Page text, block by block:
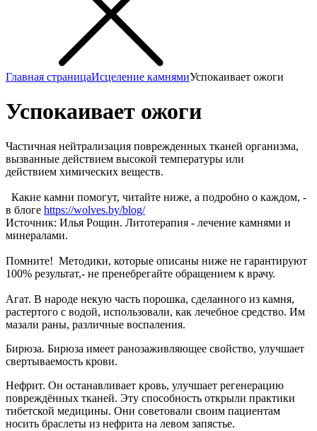
Главная страницаИсцеление камнямиУспокаивает ожоги
Успокаивает ожоги
Частичная нейтрализация поврежденных тканей организма,
вызванные действием высокой температуры или
действием химических веществ.
Какие камни помогут, читайте ниже, а подробно о каждом, -
в блоге https://wolves.by/blog/
Источник: Илья Рощин. Литотерапия - лечение камнями и
минералами.
Помните! Методики, которые описаны ниже не гарантируют
100% результат,- не пренебрегайте обращением к врачу.
Агат. В народе некую часть порошка, сделанного из камня,
растертого с водой, использовали, как лечебное средство. Им
мазали раны, различные воспаления.
Бирюза. Бирюза имеет ранозаживляющее свойство, улучшает
свертываемость крови.
Нефрит. Он останавливает кровь, улучшает регенерацию
повреждённых тканей. Эту способность открыли практики
тибетской медицины. Они советовали своим пациентам
носить браслеты из нефрита на левом запястье.